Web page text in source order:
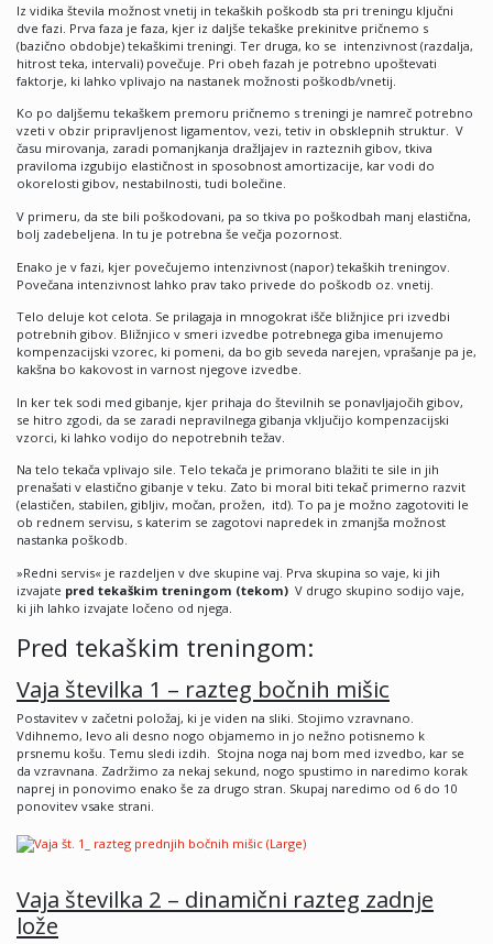
Iz vidika števila možnost vnetij in tekaških poškodb sta pri treningu ključni
dve fazi. Prva faza je faza, kjer iz daljše tekaške prekinitve pričnemo s
(bazično obdobje) tekaškimi treningi. Ter druga, ko se intenzivnost (razdalja,
hitrost teka, intervali) povečuje. Pri obeh fazah je potrebno upoštevati
faktorje, ki lahko vplivajo na nastanek možnosti poškodb/vnetij.
Ko po daljšemu tekaškem premoru pričnemo s treningi je namreč potrebno
vzeti v obzir pripravljenost ligamentov, vezi, tetiv in obsklepnih struktur. V
času mirovanja, zaradi pomanjkanja dražljajev in razteznih gibov, tkiva
praviloma izgubijo elastičnost in sposobnost amortizacije, kar vodi do
okorelosti gibov, nestabilnosti, tudi bolečine.
V primeru, da ste bili poškodovani, pa so tkiva po poškodbah manj elastična,
bolj zadebeljena. In tu je potrebna še večja pozornost.
Enako je v fazi, kjer povečujemo intenzivnost (napor) tekaških treningov.
Povečana intenzivnost lahko prav tako privede do poškodb oz. vnetij.
Telo deluje kot celota. Se prilagaja in mnogokrat išče bližnjice pri izvedbi
potrebnih gibov. Bližnjico v smeri izvedbe potrebnega giba imenujemo
kompenzacijski vzorec, ki pomeni, da bo gib seveda narejen, vprašanje pa je,
kakšna bo kakovost in varnost njegove izvedbe.
In ker tek sodi med gibanje, kjer prihaja do številnih se ponavljajočih gibov,
se hitro zgodi, da se zaradi nepravilnega gibanja vključijo kompenzacijski
vzorci, ki lahko vodijo do nepotrebnih težav.
Na telo tekača vplivajo sile. Telo tekača je primorano blažiti te sile in jih
prenašati v elastično gibanje v teku. Zato bi moral biti tekač primerno razvit
(elastičen, stabilen, gibljiv, močan, prožen, itd). To pa je možno zagotoviti le
ob rednem servisu, s katerim se zagotovi napredek in zmanjša možnost
nastanka poškodb.
»Redni servis« je razdeljen v dve skupine vaj. Prva skupina so vaje, ki jih
izvajate pred tekaškim treningom (tekom) V drugo skupino sodijo vaje,
ki jih lahko izvajate ločeno od njega.
Pred tekaškim treningom:
Vaja številka 1 – razteg bočnih mišic
Postavitev v začetni položaj, ki je viden na sliki. Stojimo vzravnano.
Vdihnemo, levo ali desno nogo objamemo in jo nežno potisnemo k
prsnemu košu. Temu sledi izdih. Stojna noga naj bom med izvedbo, kar se
da vzravnana. Zadržimo za nekaj sekund, nogo spustimo in naredimo korak
naprej in ponovimo enako še za drugo stran. Skupaj naredimo od 6 do 10
ponovitev vsake strani.
Vaja številka 2 – dinamični razteg zadnje
lože